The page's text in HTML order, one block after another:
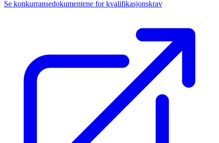
Se konkurransedokumentene for kvalifikasjonskrav